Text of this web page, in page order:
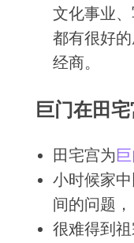
文化事业
都有很好
经商。
巨门在田
田宅宫为
小时候家
间的问题，
很难得到